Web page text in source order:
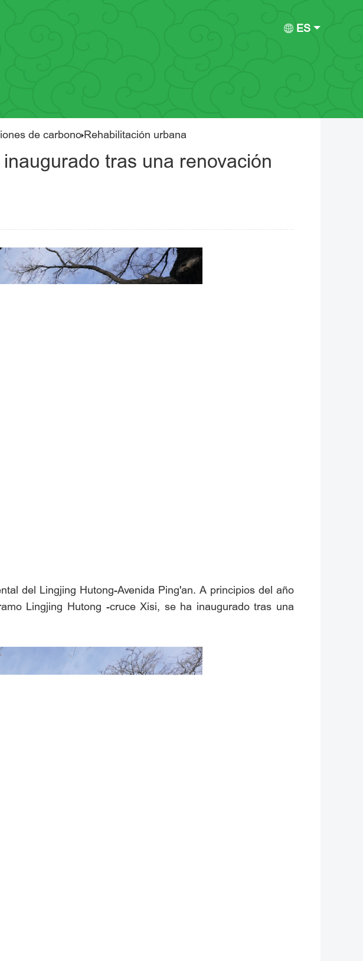
ES
de carbono Rehabilitación urbana
tras una renovación
del Lingjing Hutong-Avenida Ping'an. A principios del año
Lingjing Hutong -cruce Xisi, se ha inaugurado tras una